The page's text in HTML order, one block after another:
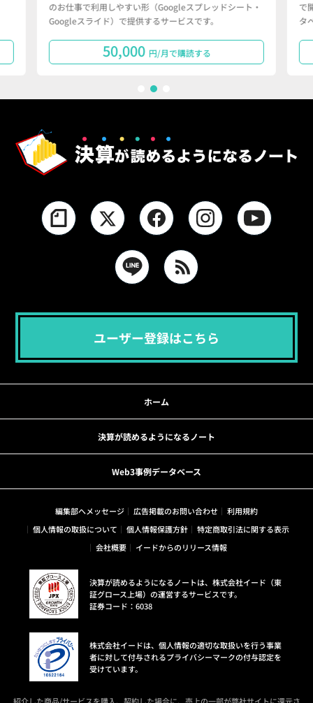
のお仕事で利用しやすい形（Googleスプレッドシート・
Googleスライド）で提供するサービスです。
50,000 円/月で購読する
で
タ
ユーザー登録はこちら
ホーム
決算が読めるようになるノート
Web3事例データベース
編集部へメッセージ 広告掲載のお問い合わせ
利用規約
個人情報の取扱について
個人情報保護方針
特定商取引法に関する表示
会社概要
イードからのリリース情報
決算が読めるようになるノートは、株式会社イード（東
証グロース上場）の運営するサービスです。
証券コード：6038
株式会社イードは、個人情報の適切な取扱いを行う事業
者に対して付与されるプライバシーマークの付与認定を
受けています。